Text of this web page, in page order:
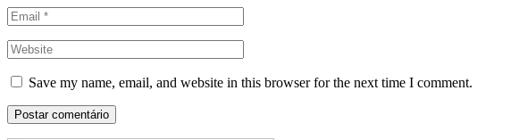
Save my name, email, and website in this browser for the next time I comment.